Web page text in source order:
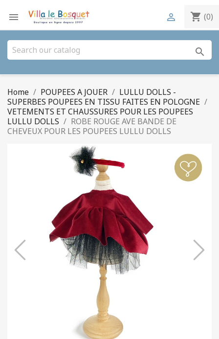
 shopping_cart (0)

search
Home POUPEES A JOUER
LULLU DOLLS -
SUPERBES POUPEES EN TISSU FAITES EN POLOGNE
VETEMENTS ET CHAUSSURES POUR LES POUPEES
LULLU DOLLS
ROBE ROUGE AVE BANDE DE
CHEVEUX POUR LES POUPEES LULLU DOLLS